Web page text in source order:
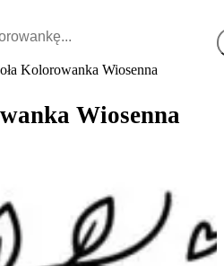
Kolorowanka Wiosenna
Wiosenna